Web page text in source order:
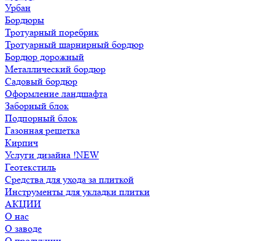
Урбан
Бордюры
Тротуарный поребрик
Тротуарный шарнирный бордюр
Бордюр дорожный
Металлический бордюр
Садовый бордюр
Оформление ландшафта
Заборный блок
Подпорный блок
Газонная решетка
Кирпич
Услуги дизайна !NEW
Геотекстиль
Средства для ухода за плиткой
Инструменты для укладки плитки
АКЦИИ
О нас
О заводе